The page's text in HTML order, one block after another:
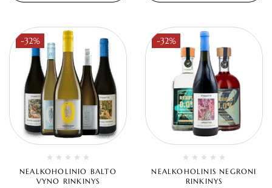
-32%
NEALKOHOLINIO BALTO
VYNO RINKINYS
-32%
NEALKOHOLINIS NEGRONI
RINKINYS